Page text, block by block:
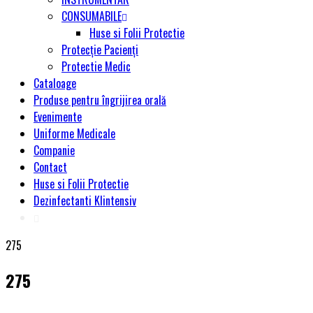
CONSUMABILE
Huse si Folii Protectie
Protecție Pacienți
Protectie Medic
Cataloage
Produse pentru îngrijirea orală
Evenimente
Uniforme Medicale
Companie
Contact
Huse si Folii Protectie
Dezinfectanti Klintensiv
275
275